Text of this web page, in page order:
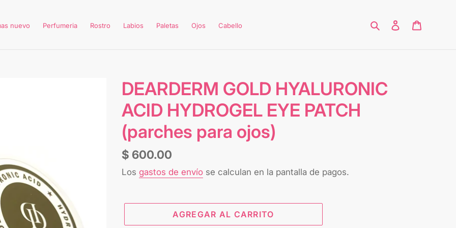
nuevo Perfumeria Rostro Labios Paletas Ojos Cabello BuscarIngresar
DEARDERM GOLD HYALURONIC
ACID HYDROGEL EYE PATCH
(parches para ojos)
Precio
habitual
$ 600.00
Los gastos de envío se calculan en la pantalla de pagos.
AGREGAR AL CARRITO